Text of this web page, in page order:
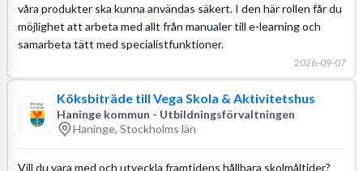
våra produkter ska kunna användas säkert. I den här rollen får du
möjlighet att arbeta med allt från manualer till e-learning och
samarbeta tätt med specialistfunktioner.
2026-09-07
Köksbiträde till Vega Skola & Aktivitetshus
Haninge kommun - Utbildningsförvaltningen
Haninge, Stockholms län
Vill du vara med och utveckla framtidens hållbara skolmåltider?